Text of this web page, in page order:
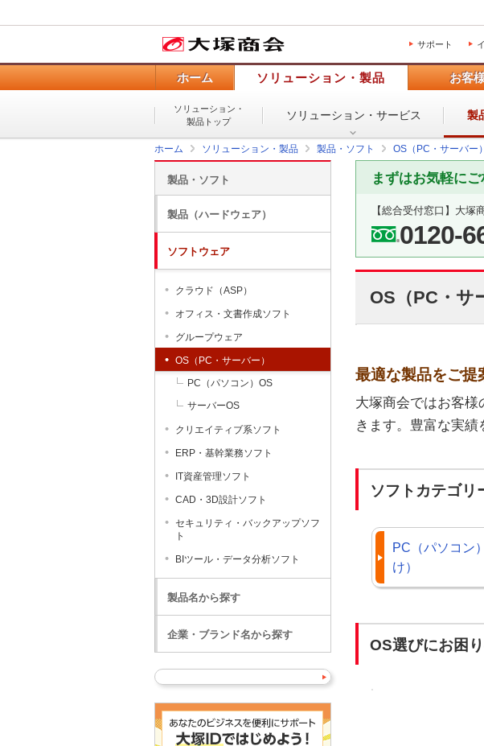
サポート
ホーム ソリューション・製品 お客
ソリューション・
製品トップ
ソリューション・ サービス 製
ホーム ソリューション・製品 製品・ソフト OS（PC・サーバー）
まずはお気軽にご
【総合受付窓口】 大塚
0120-
OS（PC・サ
最適な製品をご提
大塚商会ではお客
きます。豊富な実績
ソフトカテゴリ
PC（パソコン
け）
OS選びにお困
製品・ソフト
製品（ハードウェア）
ソフトウェア
クラウド（ASP）
オフィス・文書作成ソフト
グループウェア
OS（PC・サーバー）
PC（パソコン）OS
サーバーOS
クリエイティブ系ソフト
ERP・基幹業務ソフト
IT資産管理ソフト
CAD・3D設計ソフト
セキュリティ・バックアップソフ
ト
BIツール・データ分析ソフト
製品名から探す
企業・ブランド名から探す